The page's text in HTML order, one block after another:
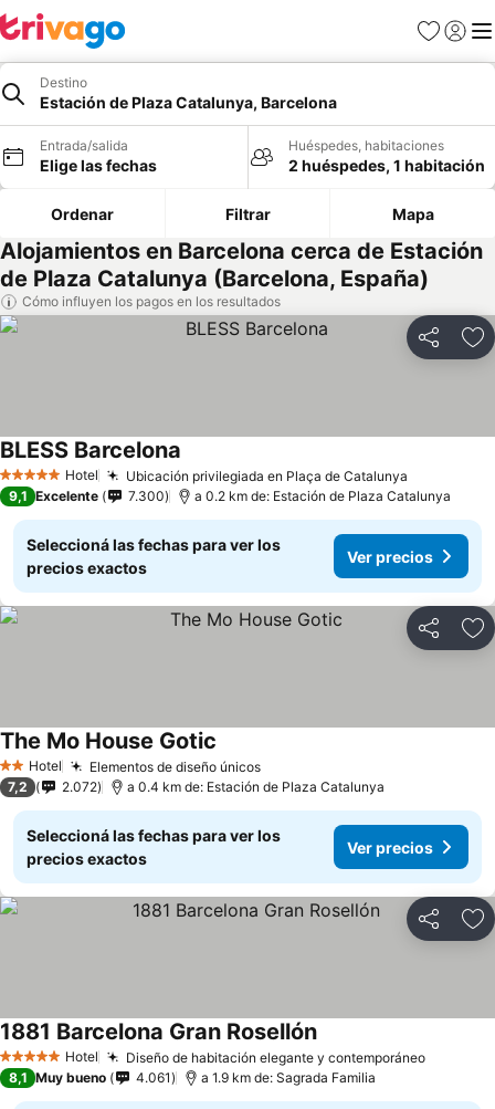
Favoritos
Iniciar
Destino
Estación de Plaza Catalunya, Barcelona
Entrada/salida
Elige las fechas
Huéspedes, habitaciones
2 huéspedes, 1 habitación
Ordenar Filtrar Mapa
Alojamientos en Barcelona cerca de Estación
de Plaza Catalunya (Barcelona, España)
Cómo influyen los pagos en los resultados
Compartir
5 Estrellas Hotel Ubicación privilegiada en Plaça de Catalunya
BLESS Barcelona
9,1 Excelente 7.300 a 0.2 km de: Estación de Plaza Catalunya
Seleccioná las fechas para ver los
precios exactos
Ver precios
Compartir
2 Estrellas
Hotel Elementos de diseño únicos
The Mo House Gotic
7,2 2.072 a 0.4 km de: Estación de Plaza Catalunya
Seleccioná las fechas para ver los
precios exactos
Ver precios
Compartir
5 Estrellas Hotel Diseño de habitación elegante y contemporáneo
1881 Barcelona Gran Rosellón
8,1 Muy bueno 4.061 a 1.9 km de: Sagrada Familia